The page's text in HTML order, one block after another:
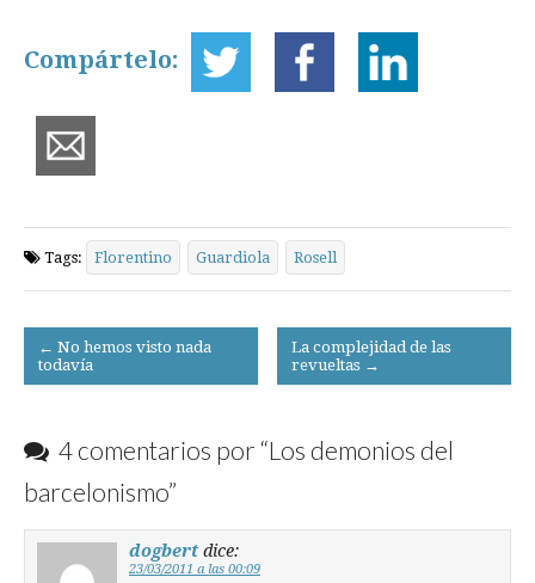
Compártelo:
Tags: Florentino Guardiola Rosell
Post
navigation
← No hemos visto nada
todavía
La complejidad de las
revueltas →
4 comentarios por “Los demonios del
barcelonismo”
dogbert dice:
23/03/2011 a las 00:09